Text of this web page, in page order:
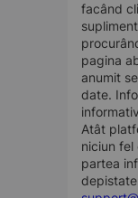
facând
pagina
anumit
date.
Atât
niciun
partea